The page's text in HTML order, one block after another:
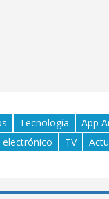
Tecnología App
TV